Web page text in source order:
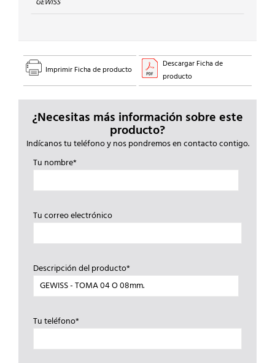
Imprimir Ficha de producto
Descargar Ficha de
producto
¿Necesitas más información sobre este
producto?
Indícanos tu teléfono y nos pondremos en contacto contigo.
Tu nombre*
Tu correo electrónico
Descripción del producto*
Tu teléfono*